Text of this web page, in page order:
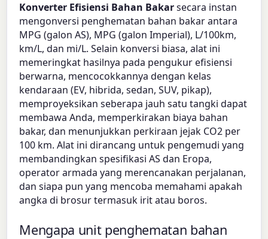
Konverter Efisiensi Bahan Bakarsecara instan
mengonversi penghematan bahan bakar antara
MPG (galon AS), MPG (galon Imperial), L/100km,
km/L, dan mi/L. Selain konversi biasa, alat ini
memeringkat hasilnya pada pengukur efisiensi
berwarna, mencocokkannya dengan kelas
kendaraan (EV, hibrida, sedan, SUV, pikap),
memproyeksikan seberapa jauh satu tangki dapat
membawa Anda, memperkirakan biaya bahan
bakar, dan menunjukkan perkiraan jejak CO2 per
100 km. Alat ini dirancang untuk pengemudi yang
membandingkan spesifikasi AS dan Eropa,
operator armada yang merencanakan perjalanan,
dan siapa pun yang mencoba memahami apakah
angka di brosur termasuk irit atau boros.
Mengapa unit penghematan bahan